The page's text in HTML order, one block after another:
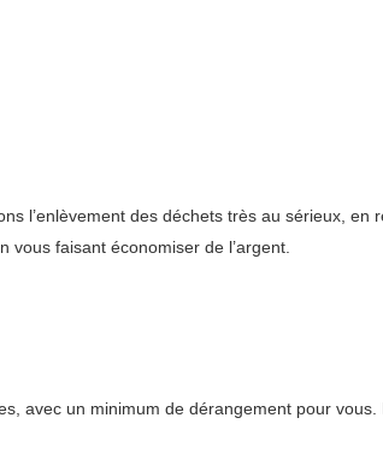
l’enlèvement des déchets très au sérieux, en
faisant économiser de l’argent.
avec un minimum de dérangement pour